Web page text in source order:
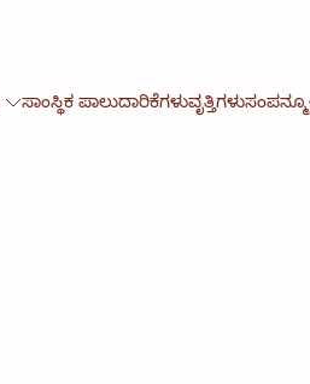
ಸಾಂಸ್ಥಿಕ ಪಾಲುದಾರಿಕೆಗಳುವೃತ್ತಿಗಳು